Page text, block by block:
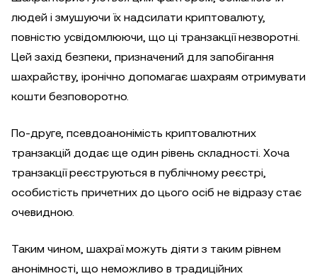
людей і змушуючи їх надсилати криптовалюту,
повністю усвідомлюючи, що ці транзакції незворотні.
Цей захід безпеки, призначений для запобігання
шахрайству, іронічно допомагає шахраям отримувати
кошти безповоротно.
По-друге, псевдоанонімість криптовалютних
транзакцій додає ще один рівень складності. Хоча
транзакції реєструються в публічному реєстрі,
особистість причетних до цього осіб не відразу стає
очевидною.
Таким чином, шахраї можуть діяти з таким рівнем
анонімності, що неможливо в традиційних